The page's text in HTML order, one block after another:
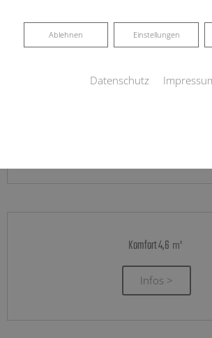
Bäder für jedes Budget
Komfort 4,6 ㎡
Infos >
Einstellungen
Ablehnen
Ablehnen
Datenschutz